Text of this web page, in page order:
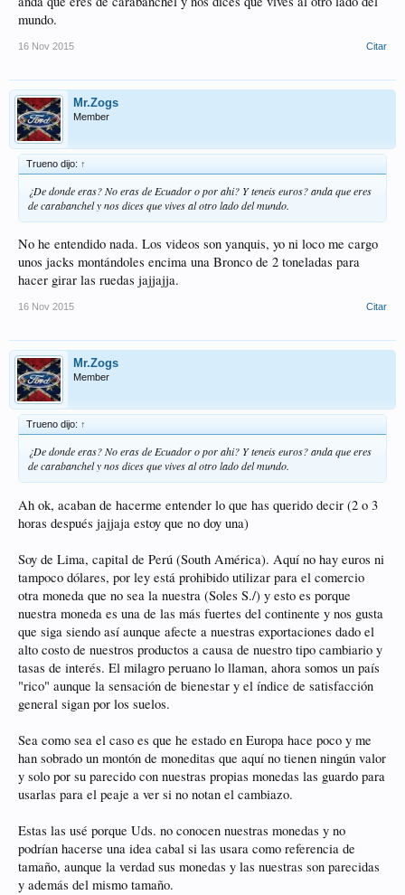
mundo.
16 Nov 2015 Citar
Mr.Zogs
Member
Trueno dijo: ↑
¿De donde eras? No eras de Ecuador o por ahi? Y teneis euros? anda que eres
de carabanchel y nos dices que vives al otro lado del mundo.
No he entendido nada. Los videos son yanquis, yo ni loco me cargo
unos jacks montándoles encima una Bronco de 2 toneladas para
hacer girar las ruedas jajjajja.
16 Nov 2015 Citar
Mr.Zogs
Member
Trueno dijo: ↑
¿De donde eras? No eras de Ecuador o por ahi? Y teneis euros? anda que eres
de carabanchel y nos dices que vives al otro lado del mundo.
Ah ok, acaban de hacerme entender lo que has querido decir (2 o 3
horas después jajjaja estoy que no doy una)
Soy de Lima, capital de Perú (South América). Aquí no hay euros ni
tampoco dólares, por ley está prohibido utilizar para el comercio
otra moneda que no sea la nuestra (Soles S./) y esto es porque
nuestra moneda es una de las más fuertes del continente y nos gusta
que siga siendo así aunque afecte a nuestras exportaciones dado el
alto costo de nuestros productos a causa de nuestro tipo cambiario y
tasas de interés. El milagro peruano lo llaman, ahora somos un país
"rico" aunque la sensación de bienestar y el índice de satisfacción
general sigan por los suelos.
Sea como sea el caso es que he estado en Europa hace poco y me
han sobrado un montón de moneditas que aquí no tienen ningún valor
y solo por su parecido con nuestras propias monedas las guardo para
usarlas para el peaje a ver si no notan el cambiazo.
Estas las usé porque Uds. no conocen nuestras monedas y no
podrían hacerse una idea cabal si las usara como referencia de
tamaño, aunque la verdad sus monedas y las nuestras son parecidas
y además del mismo tamaño.